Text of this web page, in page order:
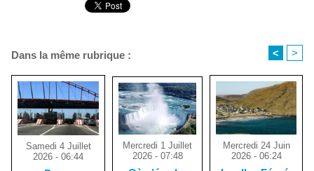
Dans la même rubrique : < >
Samedi 4 Juillet
2026 - 06:44
Mercredi 1 Juillet
2026 - 07:48
Mercredi 24 Juin
2026 - 06:24